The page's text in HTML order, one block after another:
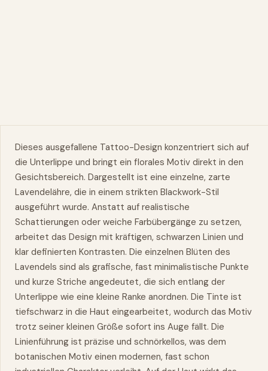
Dieses ausgefallene Tattoo-Design konzentriert sich auf
die Unterlippe und bringt ein florales Motiv direkt in den
Gesichtsbereich. Dargestellt ist eine einzelne, zarte
Lavendelähre, die in einem strikten Blackwork-Stil
ausgeführt wurde. Anstatt auf realistische
Schattierungen oder weiche Farbübergänge zu setzen,
arbeitet das Design mit kräftigen, schwarzen Linien und
klar definierten Kontrasten. Die einzelnen Blüten des
Lavendels sind als grafische, fast minimalistische Punkte
und kurze Striche angedeutet, die sich entlang der
Unterlippe wie eine kleine Ranke anordnen. Die Tinte ist
tiefschwarz in die Haut eingearbeitet, wodurch das Motiv
trotz seiner kleinen Größe sofort ins Auge fällt. Die
Linienführung ist präzise und schnörkellos, was dem
botanischen Motiv einen modernen, fast schon